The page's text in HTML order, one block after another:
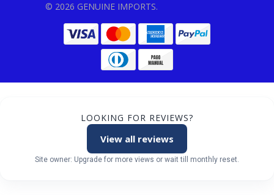
© 2026 GENUINE IMPORTS.
LOOKING FOR REVIEWS?
View all reviews
Site owner: Upgrade for more views or wait till monthly reset.